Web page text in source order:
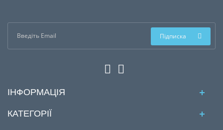
Підписка
ІНФОРМАЦІЯ
КАТЕГОРІЇ